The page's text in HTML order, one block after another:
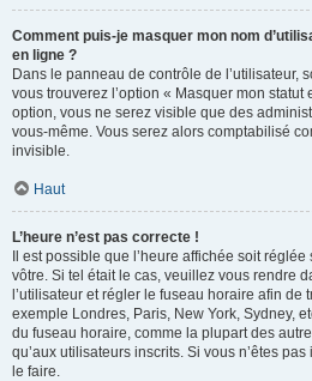
Comment puis-je masquer mon nom
en ligne ?
Dans le panneau de contrôle de l’utilisateur,
vous trouverez l’option « Masquer mon statut
option, vous ne serez visible que des
vous-même. Vous serez alors comptabilisé
invisible.
Haut
L’heure n’est pas correcte !
Il est possible que l’heure affichée soit
vôtre. Si tel était le cas, veuillez vous rendre
l’utilisateur et régler le fuseau horaire afin
exemple Londres, Paris, New York, Sydney,
du fuseau horaire, comme la plupart des
qu’aux utilisateurs inscrits. Si vous n’êtes pas
le faire.